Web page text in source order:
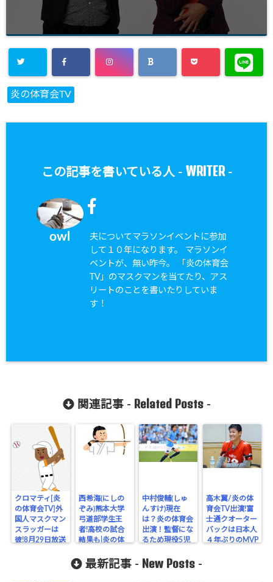
炎の体育会TV
この記事を書いている人 - WRITER-
owl
夫についてマラソンイベントに参加
して１０年になります。 マラソンイ
ベントが、無い昨今。 「炎の体育会
TV」のマスクマンを当てたり、アス
リートのことを書いたりしていま
す！
関連記事 - Related Posts-
クロマティ[炎
の体育会TV]外
国人マスクマン
スラッガーは
彼!8月29日放送
西希海(にしの
ぞみ)熊本大学
弓道部学生王
者!高校の試合
結果も|炎の体
中村俊輔(しゅ
んすけ)現在
は？炎の体育会
出演！監督にな
るため現役5児
高木翼/炎の体
育会TV出演!富
士通クオーター
バックは日本人
４年ぶりのMVP
最新記事 - New Posts -